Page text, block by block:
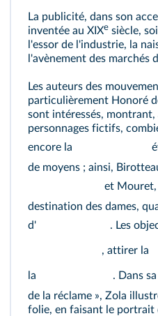
La publicité, dans son
inventée au XIXe siècle,
l'essor de l'industrie, la
l'avènement des marchés
Les auteurs des
particulièrement Honoré
sont intéressés, montrant,
personnages fictifs,
encore la
de moyens ; ainsi,
et Mouret,
destination des dames,
d'
. Les
, attirer la
la
. Dans
de la réclame », Zola
folie, en faisant le portrait